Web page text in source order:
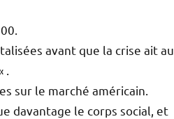
avant que la crise ait au
sur le marché américain.
davantage le corps social, et